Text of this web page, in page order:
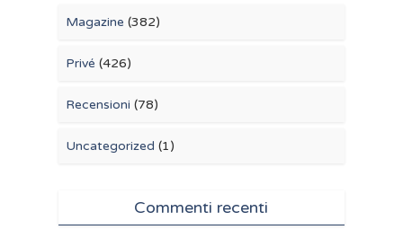
Magazine (382)
Privé (426)
Recensioni (78)
Uncategorized (1)
Commenti recenti